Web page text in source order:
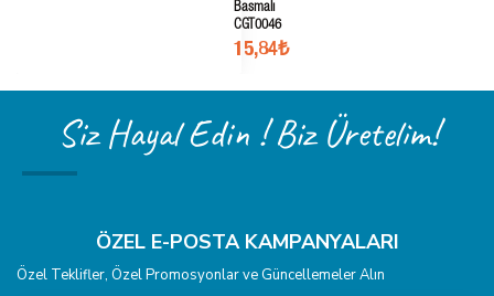
Basmalı
CGT0046
15,84₺
Siz Hayal Edin ! Biz Üretelim!
ÖZEL E-POSTA KAMPANYALARI
Özel Teklifler, Özel Promosyonlar ve Güncellemeler Alın